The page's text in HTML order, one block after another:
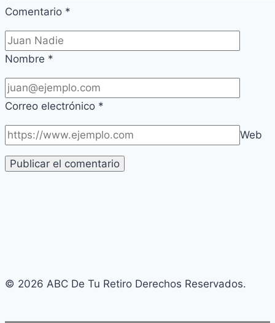
Comentario *
Nombre *
Correo electrónico *
Web
© 2026 ABC De Tu Retiro Derechos Reservados.